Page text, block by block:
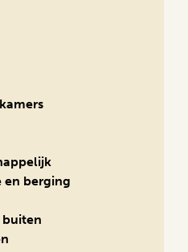
en berging